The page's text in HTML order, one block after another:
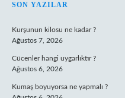
SIDEBAR
SON YAZILAR
Kurşunun kilosu ne kadar ?
Ağustos 7, 2026
Cücenler hangi uygarlıktır ?
Ağustos 6, 2026
Kumaş boyuyorsa ne yapmalı ?